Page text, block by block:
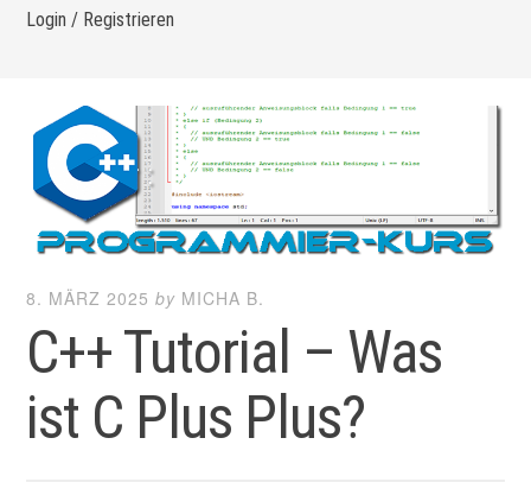
Login / Registrieren
8. MÄRZ 2025 by MICHA B.
C++ Tutorial – Was
ist C Plus Plus?